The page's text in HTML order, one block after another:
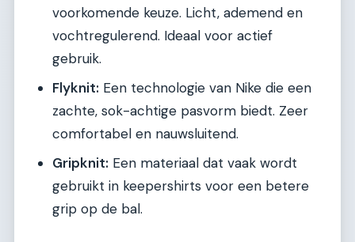
voorkomende keuze. Licht, ademend en
vochtregulerend. Ideaal voor actief
gebruik.
Flyknit: Een technologie van Nike die een
zachte, sok-achtige pasvorm biedt. Zeer
comfortabel en nauwsluitend.
Gripknit: Een materiaal dat vaak wordt
gebruikt in keepershirts voor een betere
grip op de bal.